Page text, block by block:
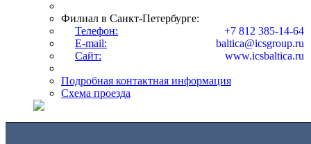
Филиал в Санкт-Петербурге:
Телефон:
+7 812 385-14-64
E-mail:
baltica@icsgroup.ru
Сайт:
www.icsbaltica.ru
Подробная контактная информация
Схема проезда